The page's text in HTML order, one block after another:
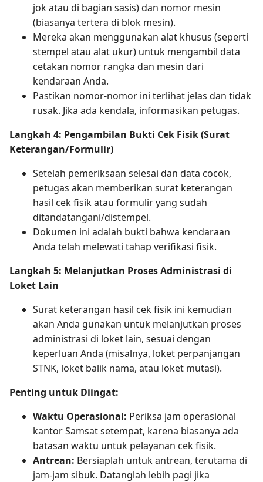
jok atau di bagian sasis) dan nomor mesin
(biasanya tertera di blok mesin).
Mereka akan menggunakan alat khusus (seperti
stempel atau alat ukur) untuk mengambil data
cetakan nomor rangka dan mesin dari
kendaraan Anda.
Pastikan nomor-nomor ini terlihat jelas dan tidak
rusak. Jika ada kendala, informasikan petugas.
Langkah 4: Pengambilan Bukti Cek Fisik (Surat
Keterangan/Formulir)
Setelah pemeriksaan selesai dan data cocok,
petugas akan memberikan surat keterangan
hasil cek fisik atau formulir yang sudah
ditandatangani/distempel.
Dokumen ini adalah bukti bahwa kendaraan
Anda telah melewati tahap verifikasi fisik.
Langkah 5: Melanjutkan Proses Administrasi di
Loket Lain
Surat keterangan hasil cek fisik ini kemudian
akan Anda gunakan untuk melanjutkan proses
administrasi di loket lain, sesuai dengan
keperluan Anda (misalnya, loket perpanjangan
STNK, loket balik nama, atau loket mutasi).
Penting untuk Diingat:
Waktu Operasional: Periksa jam operasional
kantor Samsat setempat, karena biasanya ada
batasan waktu untuk pelayanan cek fisik.
Antrean: Bersiaplah untuk antrean, terutama di
jam-jam sibuk. Datanglah lebih pagi jika